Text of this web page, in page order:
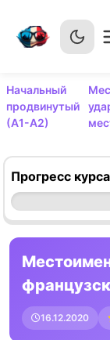
Начальный
продвинутый
(А1-А2)
Прогресс курса
16.12.2020